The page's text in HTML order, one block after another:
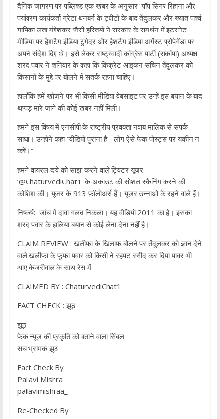
दैनिक जागरण पर पब्लिश्ड एक खबर के अनुसार “पॉप सिंगर रिहाना और
पर्यावरण कार्यकर्ता ग्रेटा थनबर्ग के ट्वीटों के बाद तेंदुलकर और ख्यात पा‌र्श्व
गायिका लता मंगेशकर जैसी हस्तियों ने सरकार के समर्थन में इंटरनेट
मीडिया पर हैशटैग इंडिया टुगेदर और हैशटैग इंडिया अगेंस्ट प्रोपेगेंडा पर
अपने संदेश दिए थे। इसे लेकर राष्ट्रवादी कांग्रेस पार्टी (राकांपा) अध्यक्ष
शरद पवार ने शनिवार के कहा कि किक्रेट आइकन सचिन तेंदुलकर को
किसानों के मुद्दे पर बोलने में सतर्क रहना चाहिए।
हालाँकि हमें खोजने पर भी किसी मीडिया वेबसाइट पर उन्हें इस बयान के बाद
थप्पड़ मारे जाने की कोई खबर नहीं मिली।
हमने इस विषय में एनसीपी के राष्ट्रीय प्रवक्ता नवाब मालिक से संपर्क
साधा। उन्होंने कहा “वीडियो पुराना है। लोग ऐसे फेक पोस्ट्स पर यकीन न
करें।”
हमने वायरल दावे को साझा करने वाले ट्विटर यूजर
‘@ChaturvediChat1’ के अकाउंट की सोशल स्कैनिंग करने की
कोशिश की। यूजर के 913 फ़ॉलोअर्स हैं। यूजर उन्नाओ के रहने वाले हैं।
निष्कर्ष: जांच में दावा गलत निकला। यह वीडियो 2011 का है। इसका
शरद पवार के हालिया बयान से कोई लेना देना नहीं है।
CLAIM REVIEW : खलीफा के खिलाफ बोलने पर तेंदुलकर को ज्ञान देने
वाले खलीफा के फूफा पवार को किसी ने रहपट रसीद कर दिया पावर भी
आए केजरीवाल के साथ रेस में
CLAIMED BY : ChaturvediChat1
FACT CHECK : झूठ
झूठ
फेक न्यूज की प्रकृति को बताने वाला सिंबल
सच भ्रामक झूठ
Fact Check By
Pallavi Mishra
pallavimishraa_
Re-Checked By